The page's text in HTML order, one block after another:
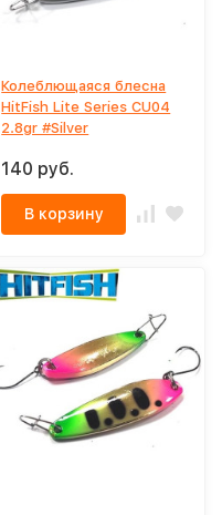
Колеблющаяся блесна
HitFish Lite Series CU04
2.8gr #Silver
140 руб.
В корзину